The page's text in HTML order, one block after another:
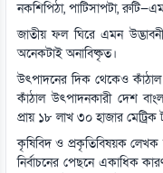
নকশিপিঠা, পাটিসাপটা,
জাতীয় ফল ঘিরে এমন
অনেকটাই অনাবিষ্কৃত।
উৎপাদনের দিক থেকেও কাঁঠাল
কাঁঠাল উৎপাদনকারী দেশ
প্রায় ১৮ লাখ ৩০ হাজার
কৃষিবিদ ও প্রকৃতিবিষয়ক লেখক
নির্বাচনের পেছনে একাধিক